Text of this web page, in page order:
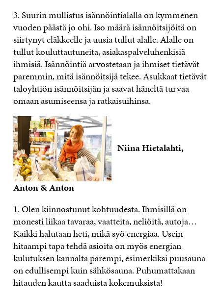
3. Suurin mullistus isännöintialalla on kymmenen
vuoden päästä jo ohi. Iso määrä isännöitsijöitä on
siirtynyt eläkkeelle ja uusia tullut alalle. Alalle on
tullut kouluttautuneita, asiakaspalveluhenkisiä
ihmisiä. Isännöintiä arvostetaan ja ihmiset tietävät
paremmin, mitä isännöitsijä tekee. Asukkaat tietävät
taloyhtiön isännöitsijän ja saavat häneltä turvaa
omaan asumiseensa ja ratkaisuihinsa.
Niina Hietalahti,
Anton & Anton
1. Olen kiinnostunut kohtuudesta. Ihmisillä on
monesti liikaa tavaraa, vaatteita, neliöitä, autoja…
Kaikki halutaan heti, mikä syö energiaa. Usein
hitaampi tapa tehdä asioita on myös energian
kulutuksen kannalta parempi, esimerkiksi puusauna
on edullisempi kuin sähkösauna. Puhumattakaan
hitauden kautta saaduista kokemuksista!